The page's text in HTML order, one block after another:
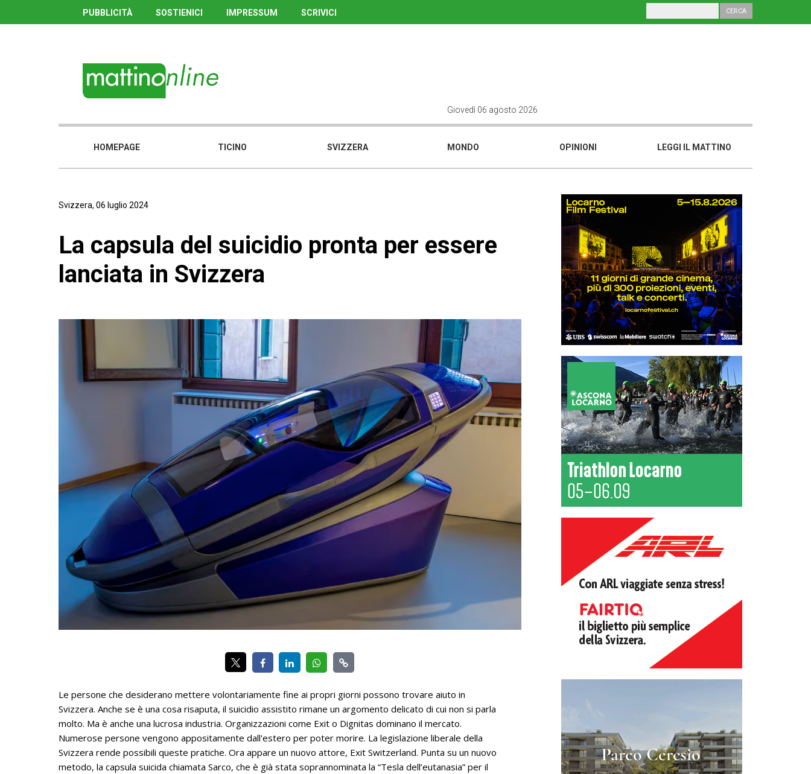
PUBBLICITÀ SOSTIENICI IMPRESSUM SCRIVICI
Giovedì 06 agosto 2026
HOMEPAGE TICINO SVIZZERA MONDO OPINIONI LEGGI IL MATTINO
Svizzera, 06 luglio 2024
La capsula del suicidio pronta per essere
lanciata in Svizzera
Le persone che desiderano mettere volontariamente fine ai propri giorni possono trovare aiuto in
Svizzera. Anche se è una cosa risaputa, il suicidio assistito rimane un argomento delicato di cui non si parla
molto. Ma è anche una lucrosa industria. Organizzazioni come Exit o Dignitas dominano il mercato.
Numerose persone vengono appositamente dall'estero per poter morire. La legislazione liberale della
Svizzera rende possibili queste pratiche. Ora appare un nuovo attore, Exit Switzerland. Punta su un nuovo
metodo, la capsula suicida chiamata Sarco, che è già stata soprannominata la “Tesla dell’eutanasia” per il